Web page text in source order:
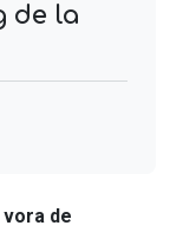
de la
de